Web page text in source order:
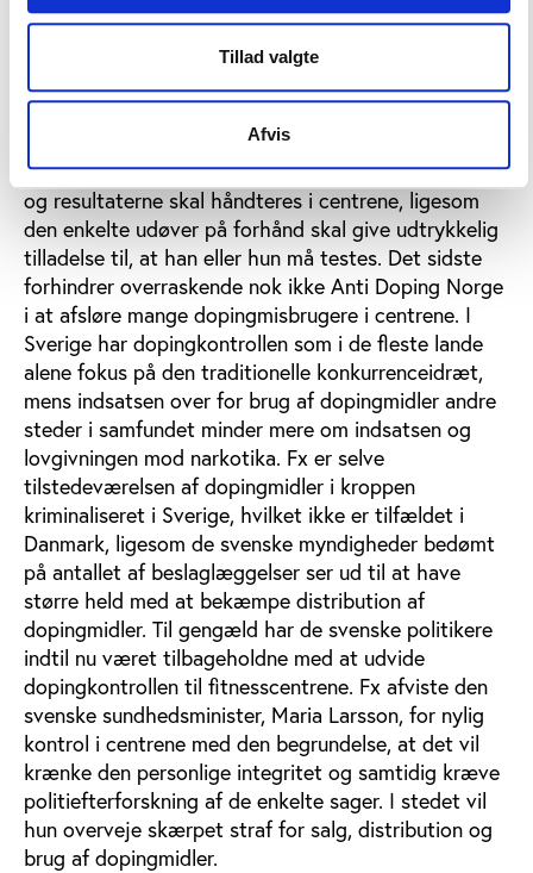
Tillad valgte
Afvis
kontrolordning, har Anti Doping Norge,
fitnesscentrene og den organiserede idræt talt for
en striksere kontrol, mens især det norske datatilsyn
har kæmpet imod ud fra et ønske om at værne om
den enkelte borgers rettigheder. Derfor er der i
Norge meget stramme regler for, hvordan kontrollen
og resultaterne skal håndteres i centrene, ligesom
den enkelte udøver på forhånd skal give udtrykkelig
tilladelse til, at han eller hun må testes. Det sidste
forhindrer overraskende nok ikke Anti Doping Norge
i at afsløre mange dopingmisbrugere i centrene. I
Sverige har dopingkontrollen som i de fleste lande
alene fokus på den traditionelle konkurrenceidræt,
mens indsatsen over for brug af dopingmidler andre
steder i samfundet minder mere om indsatsen og
lovgivningen mod narkotika. Fx er selve
tilstedeværelsen af dopingmidler i kroppen
kriminaliseret i Sverige, hvilket ikke er tilfældet i
Danmark, ligesom de svenske myndigheder bedømt
på antallet af beslaglæggelser ser ud til at have
større held med at bekæmpe distribution af
dopingmidler. Til gengæld har de svenske politikere
indtil nu været tilbageholdne med at udvide
dopingkontrollen til fitnesscentrene. Fx afviste den
svenske sundhedsminister, Maria Larsson, for nylig
kontrol i centrene med den begrundelse, at det vil
krænke den personlige integritet og samtidig kræve
politiefterforskning af de enkelte sager. I stedet vil
hun overveje skærpet straf for salg, distribution og
brug af dopingmidler.